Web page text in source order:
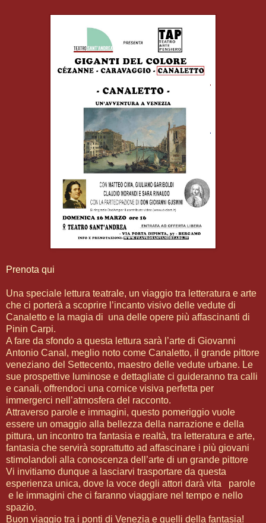
Prenota qui
Una speciale lettura teatrale, un viaggio tra letteratura e arte
che ci porterà a scoprire l’incanto visivo delle vedute di
Canaletto e la magia di una delle opere più affascinanti di
Pinin Carpi.
A fare da sfondo a questa lettura sarà l’arte di Giovanni
Antonio Canal, meglio noto come Canaletto, il grande pittore
veneziano del Settecento, maestro delle vedute urbane. Le
sue prospettive luminose e dettagliate ci guideranno tra calli
e canali, offrendoci una cornice visiva perfetta per
immergerci nell’atmosfera del racconto.
Attraverso parole e immagini, questo pomeriggio vuole
essere un omaggio alla bellezza della narrazione e della
pittura, un incontro tra fantasia e realtà, tra letteratura e arte,
fantasia che servirà soprattutto ad affascinare i più giovani
stimolandoli alla conoscenza dell’arte di un grande pittore
Vi invitiamo dunque a lasciarvi trasportare da questa
esperienza unica, dove la voce degli attori darà vita parole
e le immagini che ci faranno viaggiare nel tempo e nello
spazio.
Buon viaggio tra i ponti di Venezia e quelli della fantasia!